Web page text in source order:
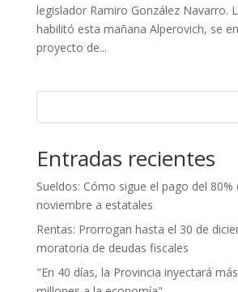
legislador Ramiro González Navarro.
habilitó esta mañana Alperovich, se
proyecto de...
Entradas recientes
Sueldos: Cómo sigue el pago del 80%
noviembre a estatales
Rentas: Prorrogan hasta el 30 de
moratoria de deudas fiscales
"En 40 días, la Provincia inyectará